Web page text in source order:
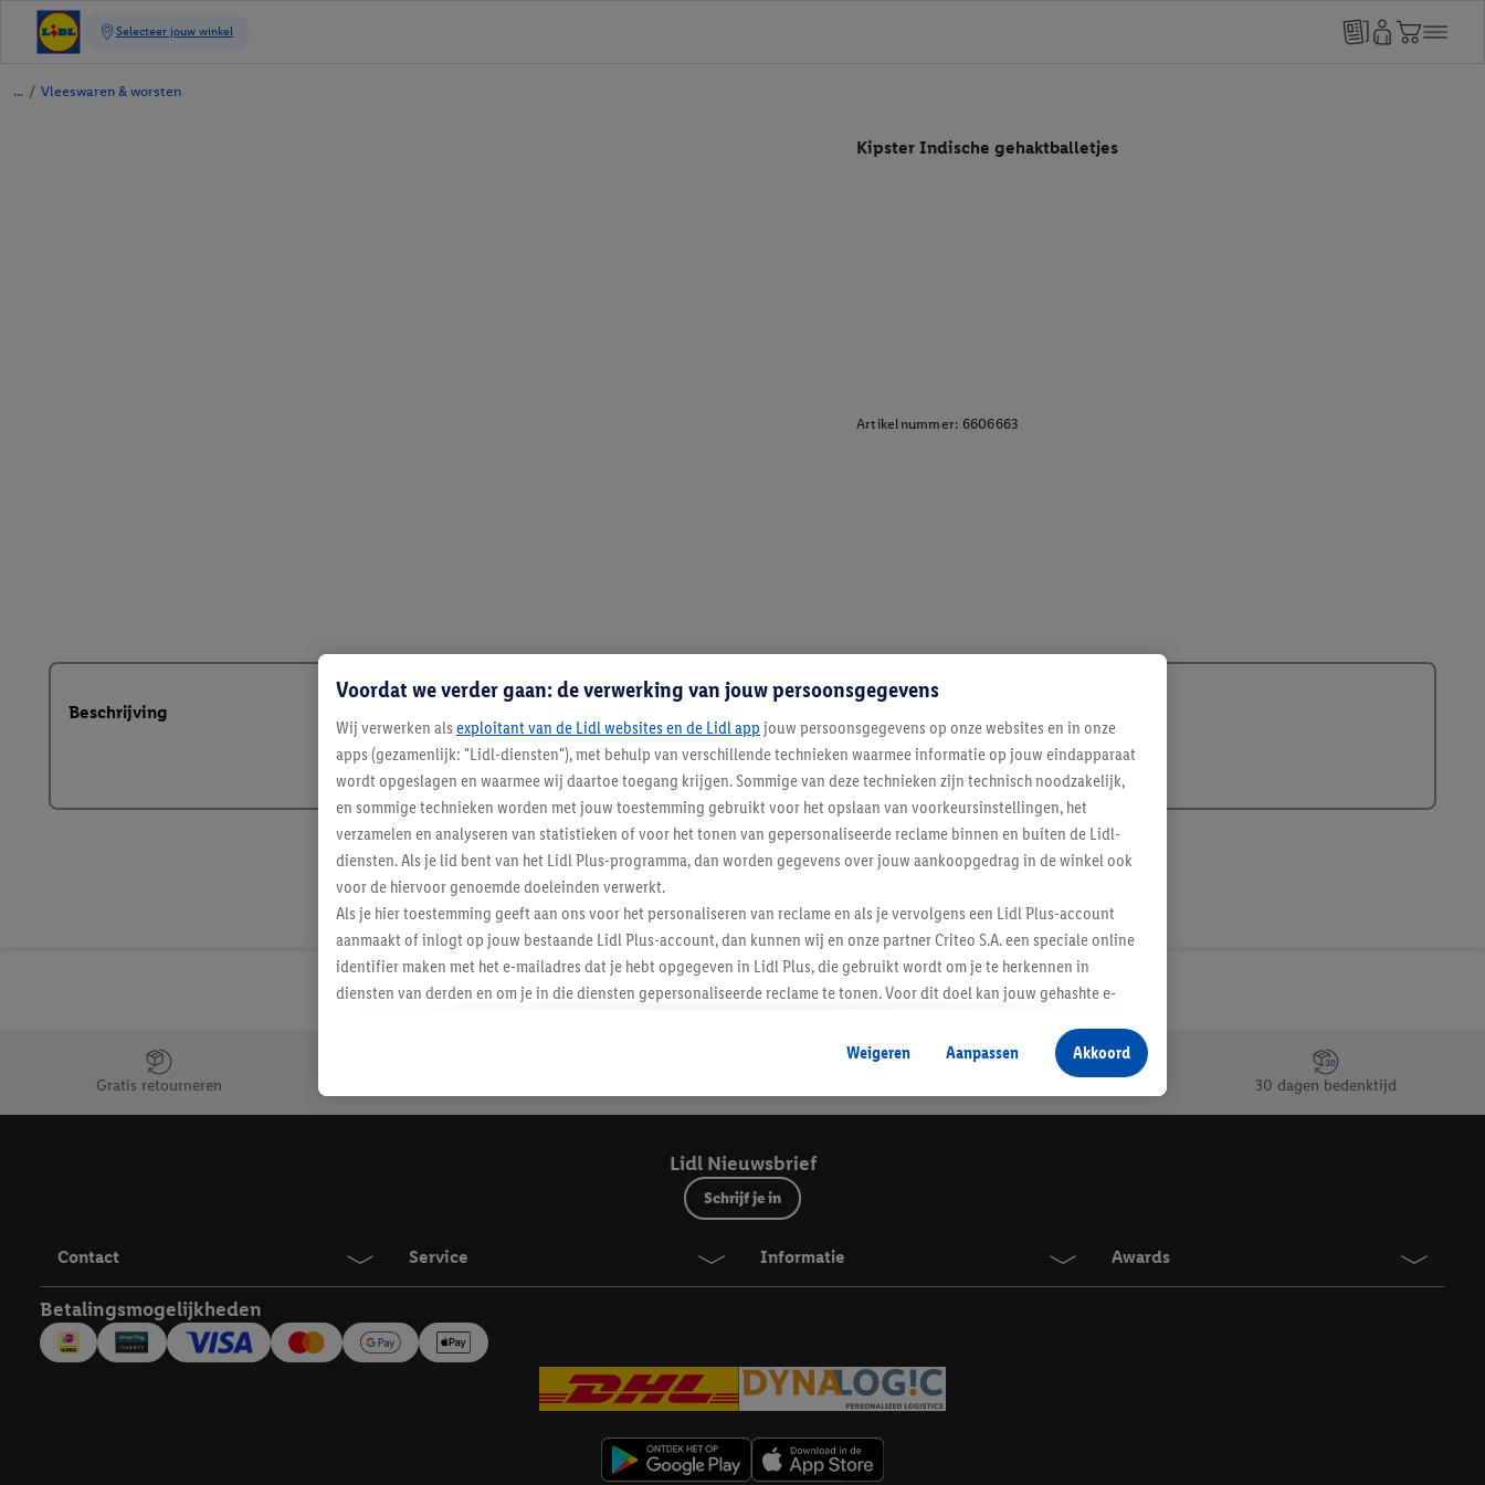
/ Vleeswaren & worsten
Kipster Indische gehaktballetjes
Artikelnummer: 6606663
Beschrijving
Lidl Nieuwsbrief
Jouw voordelen bij ons als Lidl webshop klant
Gratis retourneren 30 dagen bedenktijd
Lidl Nieuwsbrief
Schrijf je in
Contact Service Informatie Awards
Betalingsmogelijkheden
Voordat we verder gaan: de verwerking van jouw persoonsgegevens
Wij verwerken als exploitant van de Lidl websites en de Lidl app jouw persoonsgegevens op onze websites en in onze
apps (gezamenlijk: "Lidl-diensten"), met behulp van verschillende technieken waarmee informatie op jouw eindapparaat
wordt opgeslagen en waarmee wij daartoe toegang krijgen. Sommige van deze technieken zijn technisch noodzakelijk,
en sommige technieken worden met jouw toestemming gebruikt voor het opslaan van voorkeursinstellingen, het
verzamelen en analyseren van statistieken of voor het tonen van gepersonaliseerde reclame binnen en buiten de Lidl-
diensten. Als je lid bent van het Lidl Plus-programma, dan worden gegevens over jouw aankoopgedrag in de winkel ook
voor de hiervoor genoemde doeleinden verwerkt.
Als je hier toestemming geeft aan ons voor het personaliseren van reclame en als je vervolgens een Lidl Plus-account
aanmaakt of inlogt op jouw bestaande Lidl Plus-account, dan kunnen wij en onze partner Criteo S.A. een speciale online
identifier maken met het e-mailadres dat je hebt opgegeven in Lidl Plus, die gebruikt wordt om je te herkennen in
diensten van derden en om je in die diensten gepersonaliseerde reclame te tonen. Voor dit doel kan jouw gehashte e-
Als je hiervoor toestemming geeft, dan kunnen retargeting advertenties worden weergegeven voor producten waarin je
eerder interesse hebt getoond (bijvoorbeeld door het product in een winkelmandje van een online winkel te plaatsen
Lidl-diensten worden weergegeven, als verschillende eindapparaten en Lidl-diensten, met behulp van jouw gehashte e-
mailadres en met eventuele andere identifiers of met identifiers waarover Criteo S.A. beschikt, aan jou kunnen worden
verwerkingsdoeleinden je instemt. Verder kan je er meer informatie vinden over de gegevensverwerking.
Door te klikken op "Weigeren", kies je voor de optie dat er enkel technisch noodzakelijke cookies en vergelijkbare
Door op "Akkoord" te klikken, stem je in met alle verwerkingen voor alle bovengenoemde doeleinden. Meer informatie,
inclusief over de opslagperiode van de gegevens en je recht om jouw toestemming op elk gewenst moment in te
privacyverklaring.Je vindt de impressum voor de Lidl website hier.Klik
over de cookies die wij inzetten.
Weigeren Aanpassen Akkoord